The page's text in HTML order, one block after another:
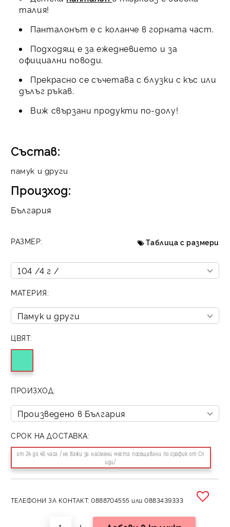
талия!
Панталонът е с коланче в горната част.
Подходящ е за ежедневието и за
официални поводи.
Прекрасно се съчетава с блузки с къс или
дълъг ръкав.
Виж свързани продукти по-долу!
Състав:
памук и други
Произход:
България
РАЗМЕР: Таблица с размери
МАТЕРИЯ:
ЦВЯТ:
ПРОИЗХОД:
СРОК НА ДОСТАВКА:
от 24 до 48 часа /не важи за населени места посещавани по график от Сп
иди/
ТЕЛЕФОНИ ЗА КОНТАКТ: 0888704555 или 0883439333